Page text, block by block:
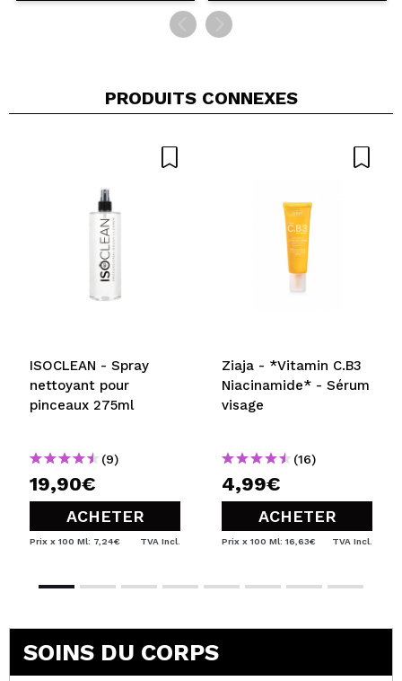
PRODUITS CONNEXES
ISOCLEAN - Spray
nettoyant pour
pinceaux 275ml
(9)
19,90€
ACHETER
Prix x 100 Ml: 7,24€ TVA Incl.
Ziaja - *Vitamin C.B3
Niacinamide* - Sérum
visage
(16)
4,99€
ACHETER
Prix x 100 Ml: 16,63€ TVA Incl.
SOINS DU CORPS